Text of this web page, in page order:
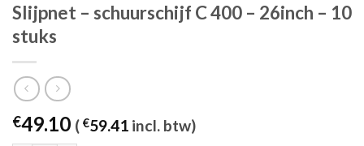
Slijpnet – schuurschijf C 400 – 26inch – 10
stuks
€49.10 ( €59.41 incl. btw)